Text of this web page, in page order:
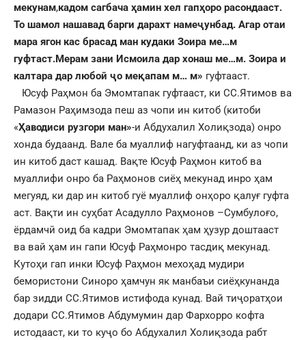
мекунам,кадом сагбача ҳамин хел гапҳоро расондааст.
То шамол нашавад барги дарахт намеҷунбад. Агар отаи
мара ягон кас брасад ман кудаки Зоира ме…м
гуфтаст.Мерам зани Исмоила дар хонаш ме…м. Зоира и
калтара дар любой ҷо меқапам м… м» гуфтааст.
Юсуф Раҳмон ба Эмомтапак гуфтааст, ки СС.Ятимов ва
Рамазон Раҳимзода пеш аз чопи ин китоб (китоби
«Ҳаводиси рузгори ман»-и Абдухалил Холиқзода) онро
хонда будаанд. Вале ба муаллиф нагуфтаанд, ки аз чопи
ин китоб даст кашад. Вақте Юсуф Раҳмон китоб ва
муаллифи онро ба Раҳмонов сиёҳ мекунад инро ҳам
мегуяд, ки дар ин китоб гуё муаллиф онҳоро қалуғ гуфта
аст. Вақти ин суҳбат Асадулло Раҳмонов –Сумбулоғо,
ёрдамчӣ оид ба кадри Эмомтапак ҳам ҳузур доштааст
ва вай ҳам ин гапи Юсуф Раҳмонро тасдиқ мекунад.
Кутоҳи гап инки Юсуф Раҳмон мехоҳад мудири
бемористони Синоро ҳамчун як манбаъи сиёҳкунанда
бар зидди СС.Ятимов истифода кунад. Вай тиҷоратҳои
додари СС.Ятимов Абдумумин дар Фархорро кофта
истодааст, ки то куҷо бо Абдухалил Холиқзода рабт